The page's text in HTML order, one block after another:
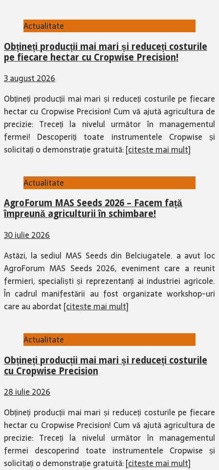
Actualitate
Obțineți producții mai mari și reduceți costurile
pe fiecare hectar cu Cropwise Precision!
3 august 2026
Obțineți producții mai mari și reduceți costurile pe fiecare
hectar cu Cropwise Precision! Cum vă ajută agricultura de
precizie: Treceți la nivelul următor în managementul
fermei! Descoperiți toate instrumentele Cropwise și
solicitați o demonstrație gratuită:[citește mai mult]
Actualitate
AgroForum MAS Seeds 2026 – Facem față
împreună agriculturii în schimbare!
30 iulie 2026
Astăzi, la sediul MAS Seeds din Belciugatele. a avut loc
AgroForum MAS Seeds 2026, eveniment care a reunit
fermieri, specialiști și reprezentanți ai industriei agricole.
În cadrul manifestării au fost organizate workshop-uri
care au abordat [citește mai mult]
Actualitate
Obțineți producții mai mari și reduceți costurile
cu Cropwise Precision
28 iulie 2026
Obțineți producții mai mari și reduceți costurile pe fiecare
hectar cu Cropwise Precision! Cum vă ajută agricultura de
precizie: Treceți la nivelul următor în managementul
fermei descoperind toate instrumentele Cropwise și
solicitați o demonstrație gratuită:[citește mai mult]